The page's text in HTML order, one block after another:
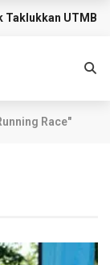
Taklukkan UTMB
Race"